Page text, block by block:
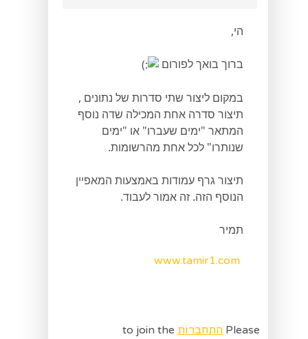
הי,
ברוך בואך לפורום
במקום ליצור שתי סדרות של נתונים ,
תיצור סדרה אחת המכילה שדה נוסף
המתאר "ימים שעברו" או "ימים
שנותרו" לכל אחת מהרשומות.
תיצור גרף עמודות באמצעות המאפיין
הנוסף הזה. זה אמור לעבוד.
תמיר
www.tamir1.com
Please התחברות to join the